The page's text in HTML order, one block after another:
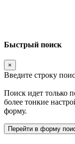
Быстрый поиск
×
Введите строку
Поиск идет только
более тонкие
форму.
Перейти в форму